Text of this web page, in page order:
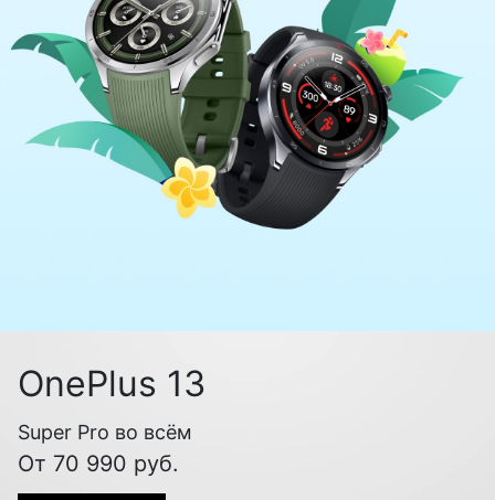
OnePlus 13
Super Pro во всём
От 70 990 руб.